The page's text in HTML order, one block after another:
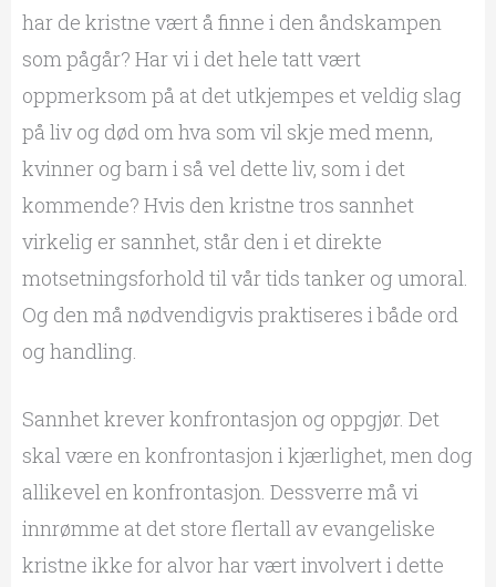
har de kristne vært å finne i den åndskampen
som pågår? Har vi i det hele tatt vært
oppmerksom på at det utkjempes et veldig slag
på liv og død om hva som vil skje med menn,
kvinner og barn i så vel dette liv, som i det
kommende? Hvis den kristne tros sannhet
virkelig er sannhet, står den i et direkte
motsetningsforhold til vår tids tanker og umoral.
Og den må nødvendigvis praktiseres i både ord
og handling.
Sannhet krever konfrontasjon og oppgjør. Det
skal være en konfrontasjon i kjærlighet, men dog
allikevel en konfrontasjon. Dessverre må vi
innrømme at det store flertall av evangeliske
kristne ikke for alvor har vært involvert i dette